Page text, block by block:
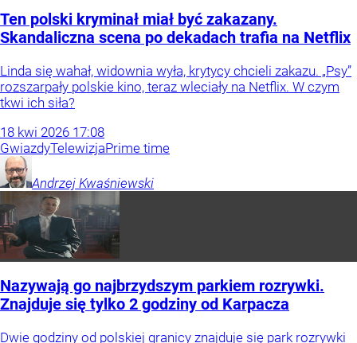
Ten polski kryminał miał być zakazany.
Skandaliczna scena po dekadach trafia na Netflix
Linda się wahał, widownia wyła, krytycy chcieli zakazu. „Psy”
rozszarpały polskie kino, teraz wleciały na Netflix. W czym
tkwi ich siła?
18 kwi 2026 17:08
GwiazdyTelewizjaPrime time
Andrzej Kwaśniewski
Nazywają go najbrzydszym parkiem rozrywki.
Znajduje się tylko 2 godziny od Karpacza
Dwie godziny od polskiej granicy znajduje się park rozrywki